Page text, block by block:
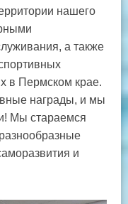
нашего
а также
в Пермском крае.
награды, и мы
Мы стараемся
и